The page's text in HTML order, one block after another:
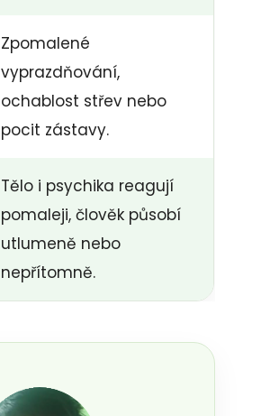
Zpomalené
vyprazdňování,
ochablost střev nebo
pocit zástavy.
Tělo i psychika reagují
pomaleji, člověk působí
utlumeně nebo
nepřítomně.